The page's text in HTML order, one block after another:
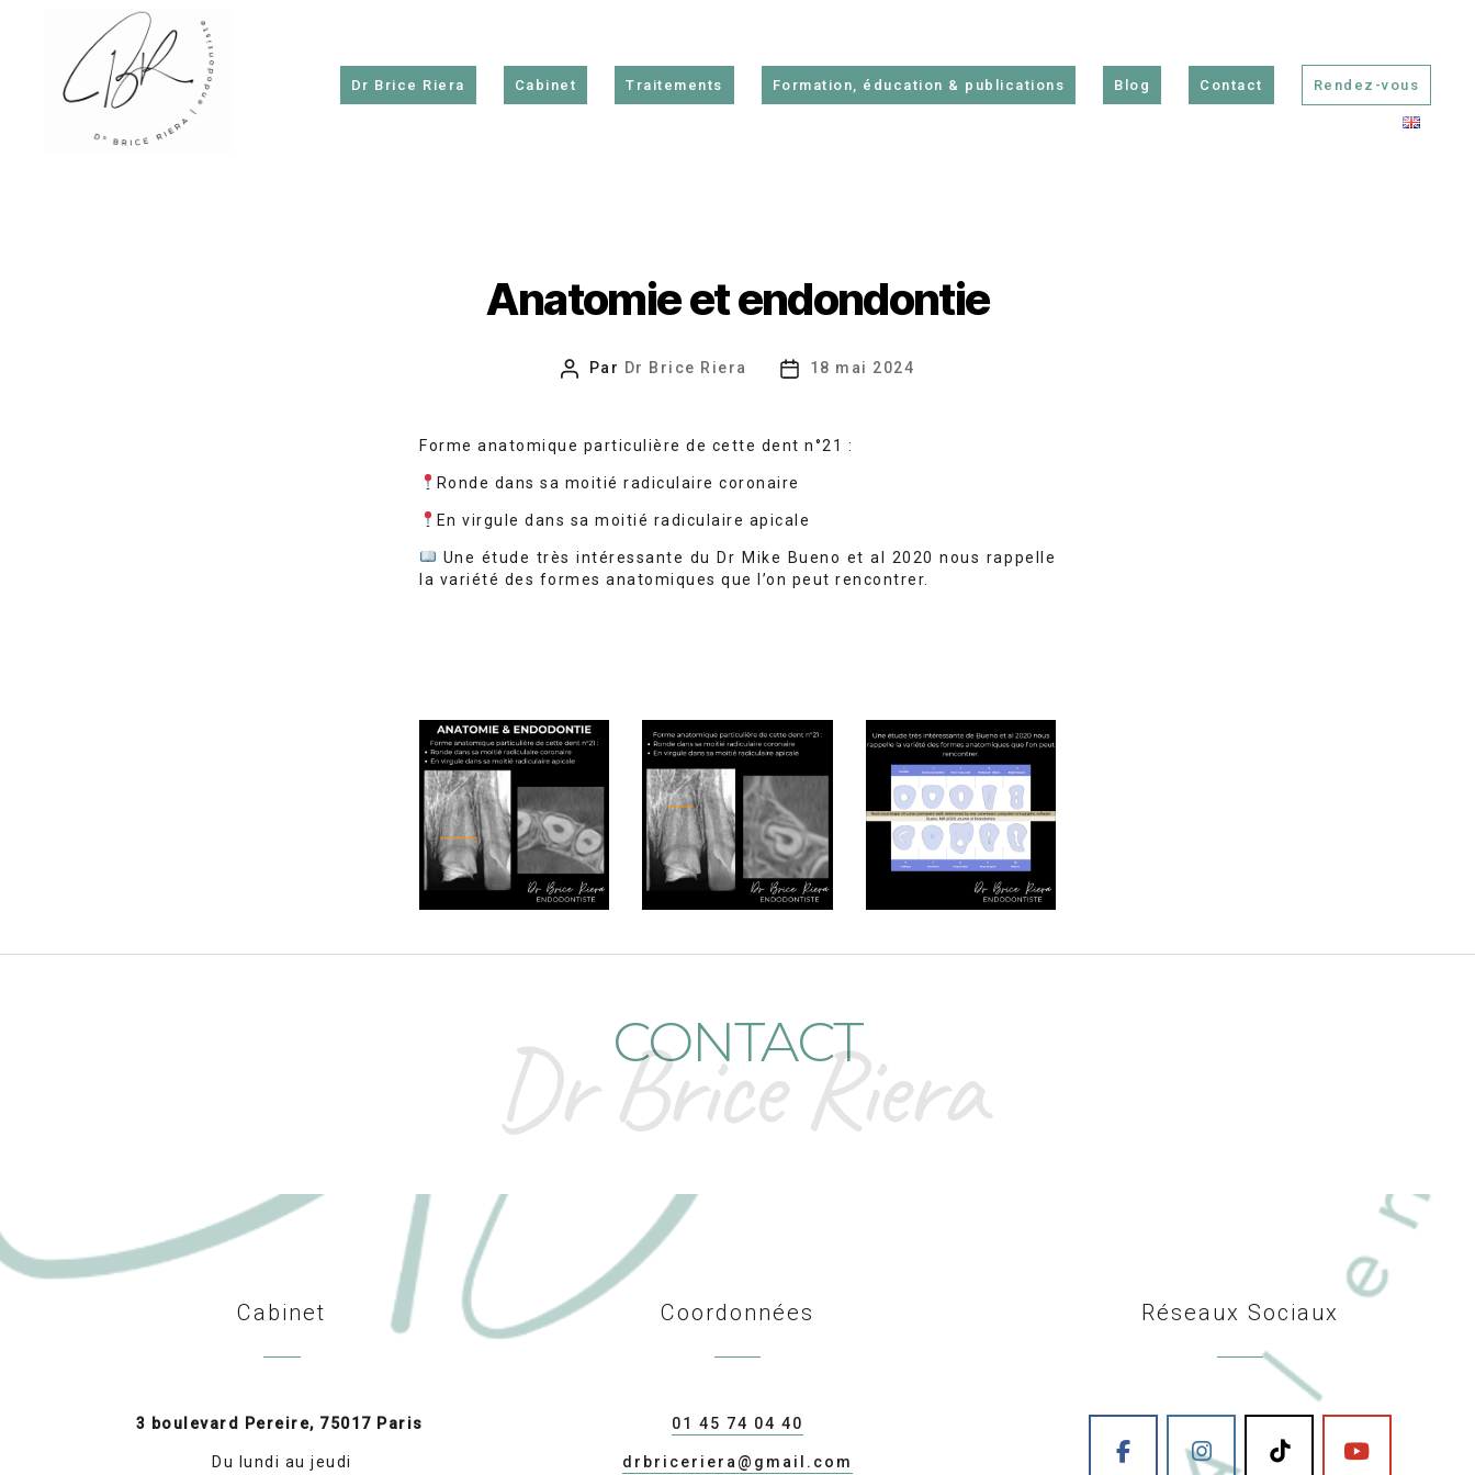
Dr Brice Riera Cabinet Traitements Formation, éducation & publications Blog Contact Rendez-vous
Anatomie et endondontie
Auteur
Par Dr Brice Riera
Date18 mai 2024
Forme anatomique particulière de cette dent n°21 :
Ronde dans sa moitié radiculaire coronaire
En virgule dans sa moitié radiculaire apicale
Une étude très intéressante du Dr Mike Bueno et al 2020 nous rappelle
la variété des formes anatomiques que l’on peut rencontrer.
CONTACT
Dr Brice Riera
Cabinet
3 boulevard Pereire, 75017 Paris
Du lundi au jeudi
Coordonnées
01 45 74 04 40
drbriceriera@gmail.com
Réseaux Sociaux